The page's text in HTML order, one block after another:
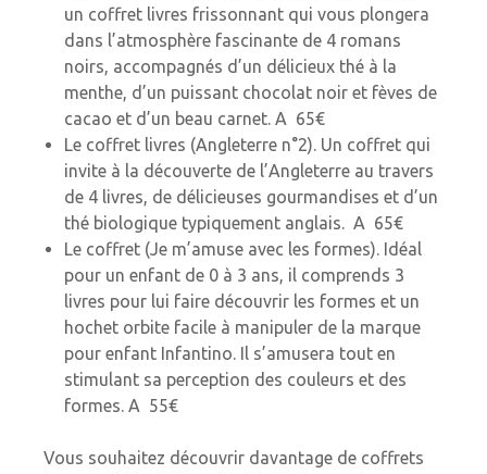
un coffret livres frissonnant qui vous plongera
dans l’atmosphère fascinante de 4 romans
noirs, accompagnés d’un délicieux thé à la
menthe, d’un puissant chocolat noir et fèves de
cacao et d’un beau carnet. A 65€
Le coffret livres (Angleterre n°2). Un coffret qui
invite à la découverte de l’Angleterre au travers
de 4 livres, de délicieuses gourmandises et d’un
thé biologique typiquement anglais. A 65€
Le coffret (Je m’amuse avec les formes). Idéal
pour un enfant de 0 à 3 ans, il comprends 3
livres pour lui faire découvrir les formes et un
hochet orbite facile à manipuler de la marque
pour enfant Infantino. Il s’amusera tout en
stimulant sa perception des couleurs et des
formes. A 55€
Vous souhaitez découvrir davantage de coffrets